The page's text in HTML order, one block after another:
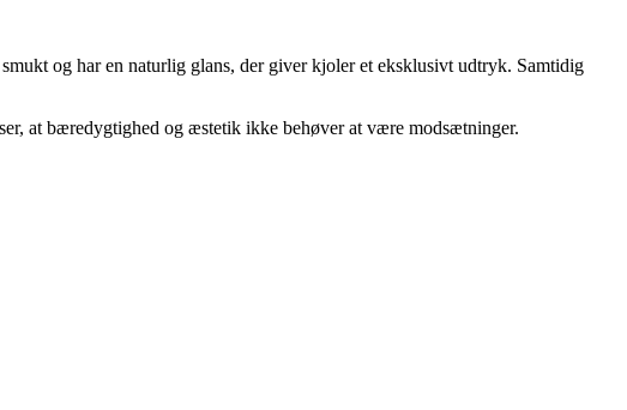
og har en naturlig glans, der giver kjoler et eksklusivt udtryk. Samtidig
at bæredygtighed og æstetik ikke behøver at være modsætninger.